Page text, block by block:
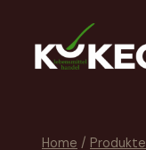
Home / Produkte